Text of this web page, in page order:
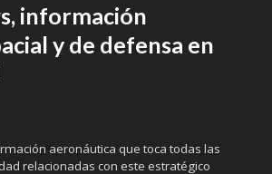
información
y de defensa en
aeronáutica que toca todas las
relacionadas con este estratégico